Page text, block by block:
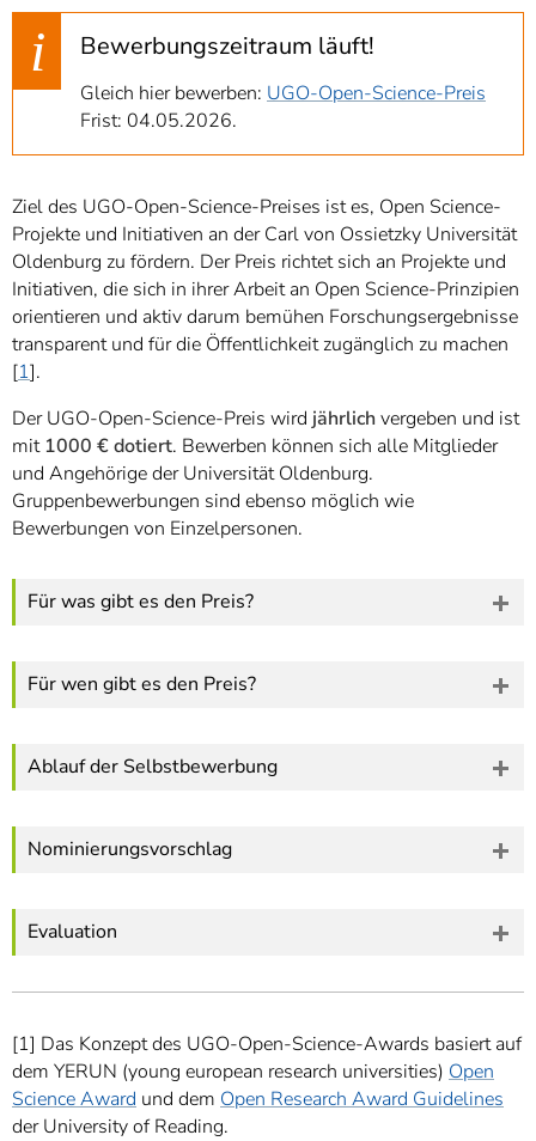
Bewerbungszeitraum läuft!
Gleich hier bewerben: UGO-Open-Science-Preis
Frist: 04.05.2026.
Ziel des UGO-Open-Science-Preises ist es, Open Science-
Projekte und Initiativen an der Carl von Ossietzky Universität
Oldenburg zu fördern. Der Preis richtet sich an Projekte und
Initiativen, die sich in ihrer Arbeit an Open Science-Prinzipien
orientieren und aktiv darum bemühen Forschungsergebnisse
transparent und für die Öffentlichkeit zugänglich zu machen
[1].
Der UGO-Open-Science-Preis wird jährlichvergeben und ist
mit1000 € dotiert. Bewerben können sich alle Mitglieder
und Angehörige der Universität Oldenburg.
Gruppenbewerbungen sind ebenso möglich wie
Bewerbungen von Einzelpersonen.
Für was gibt es den Preis?
Für wen gibt es den Preis?
Ablauf der Selbstbewerbung
Nominierungsvorschlag
Evaluation
[1] Das Konzept des UGO-Open-Science-Awards basiert auf
dem YERUN (young european research universities) Open
Science Award und dem Open Research Award Guidelines
der University of Reading.